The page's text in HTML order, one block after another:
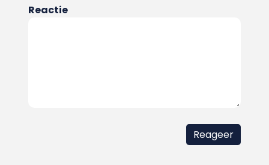
Reactie